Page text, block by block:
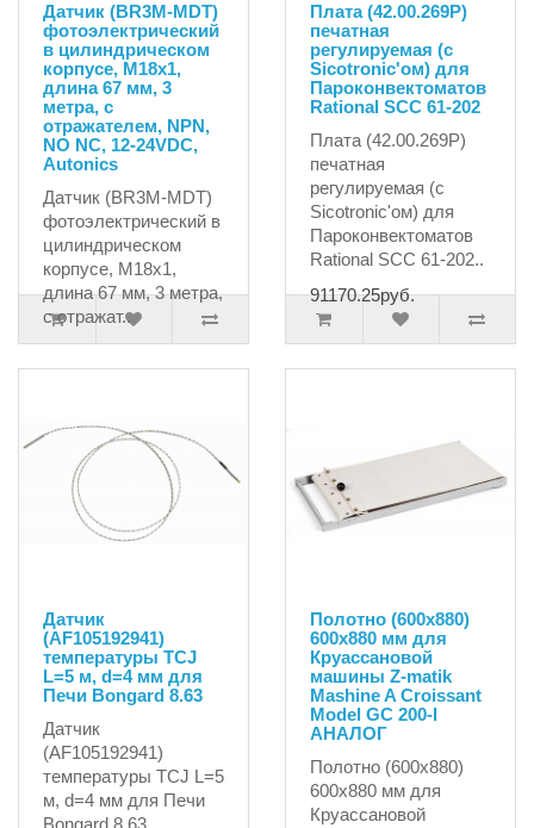
Датчик (BR3M-MDT)
фотоэлектрический
в цилиндрическом
корпусе, М18х1,
длина 67 мм, 3
метра, с
отражателем, NPN,
NO NC, 12-24VDC,
Autonics
Датчик (BR3M-MDT)
фотоэлектрический в
цилиндрическом
корпусе, М18х1,
длина 67 мм, 3 метра,
с отражат..
Плата (42.00.269P)
печатная
регулируемая (с
Sicotronic'ом) для
Пароконвектоматов
Rational SCC 61-202
Плата (42.00.269P)
печатная
регулируемая (с
Sicotronic'ом) для
Пароконвектоматов
Rational SCC 61-202..
91170.25руб.
Датчик
(AF105192941)
температуры TCJ
L=5 м, d=4 мм для
Печи Bongard 8.63
Датчик
(AF105192941)
температуры TCJ L=5
м, d=4 мм для Печи
Bongard 8.63..
Полотно (600х880)
600х880 мм для
Круассановой
машины Z-matik
Mashine A Croissant
Model GC 200-I
АНАЛОГ
Полотно (600х880)
600х880 мм для
Круассановой